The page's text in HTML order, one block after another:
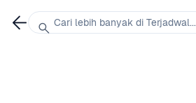
Cari lebih banyak di Terjadwal...